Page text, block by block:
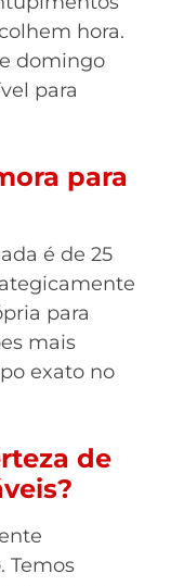
hora.
domingo
para
para
é de 25
para
mais
exato no
de
Temos